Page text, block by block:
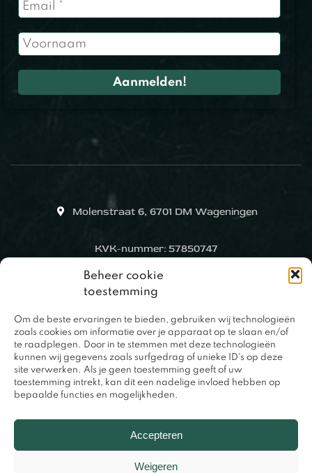
Beheer cookie
toestemming
Om de beste ervaringen te bieden, gebruiken wij technologieën
zoals cookies om informatie over je apparaat op te slaan en/of
te raadplegen. Door in te stemmen met deze technologieën
kunnen wij gegevens zoals surfgedrag of unieke ID's op deze
site verwerken. Als je geen toestemming geeft of uw
toestemming intrekt, kan dit een nadelige invloed hebben op
bepaalde functies en mogelijkheden.
Accepteren
Weigeren
Molenstraat 6, 6701 DM Wageningen
KVK-nummer: 57850747
0317 – 420848